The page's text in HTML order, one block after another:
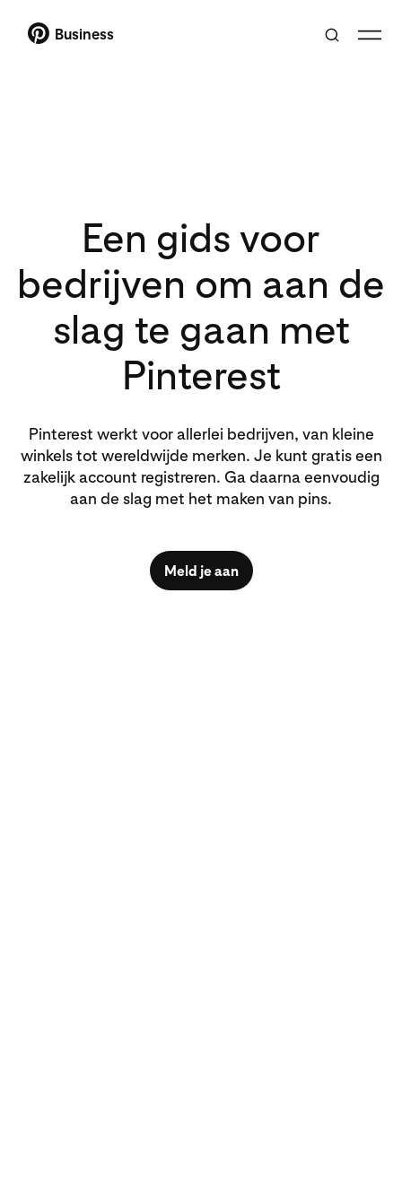
Business
Een gids voor
bedrijven om aan de
slag te gaan met
Pinterest
Pinterest werkt voor allerlei bedrijven, van kleine
winkels tot wereldwijde merken. Je kunt gratis een
zakelijk account registreren. Ga daarna eenvoudig
aan de slag met het maken van pins.
Meld je aan